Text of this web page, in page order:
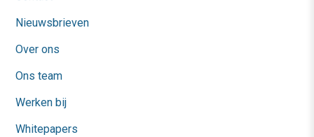
Nieuwsbrieven
Over ons
Ons team
Werken bij
Whitepapers